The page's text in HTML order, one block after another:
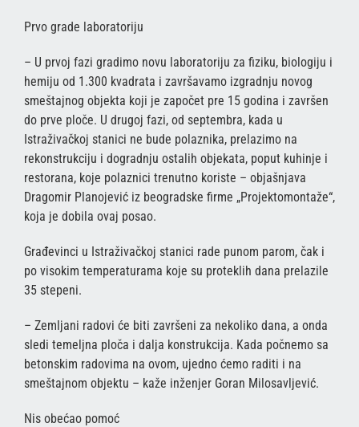
Prvo grade laboratoriju
– U prvoj fazi gradimo novu laboratoriju za fiziku, biologiju i
hemiju od 1.300 kvadrata i završavamo izgradnju novog
smeštajnog objekta koji je započet pre 15 godina i završen
do prve ploče. U drugoj fazi, od septembra, kada u
Istraživačkoj stanici ne bude polaznika, prelazimo na
rekonstrukciju i dogradnju ostalih objekata, poput kuhinje i
restorana, koje polaznici trenutno koriste – objašnjava
Dragomir Planojević iz beogradske firme „Projektomontaže“,
koja je dobila ovaj posao.
Građevinci u Istraživačkoj stanici rade punom parom, čak i
po visokim temperaturama koje su proteklih dana prelazile
35 stepeni.
– Zemljani radovi će biti završeni za nekoliko dana, a onda
sledi temeljna ploča i dalja konstrukcija. Kada počnemo sa
betonskim radovima na ovom, ujedno ćemo raditi i na
smeštajnom objektu – kaže inženjer Goran Milosavljević.
Nis obećao pomoć